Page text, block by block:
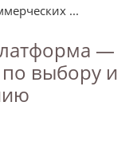
...
—
по выбору и